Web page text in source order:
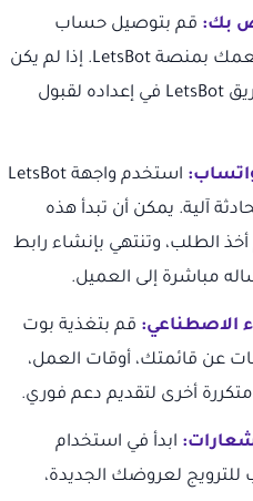
بك: قم بتوصيل حساب
سترايب الحالي الخاص بمطعمك بمنصة LetsBot. إذا لم يكن
لديك حساب، سيساعدك فريق LetsBot في إعداده لقبول
استخدم واجهة LetsBot
آلية. يمكن أن تبدأ هذه
الطلب، وتنتهي بإنشاء رابط
مباشرة إلى العميل.
الاصطناعي: قم بتغذية بوت
عن قائمتك، أوقات العمل،
أخرى لتقديم دعم فوري.
ابدأ في استخدام
للترويج لعروضك الجديدة،